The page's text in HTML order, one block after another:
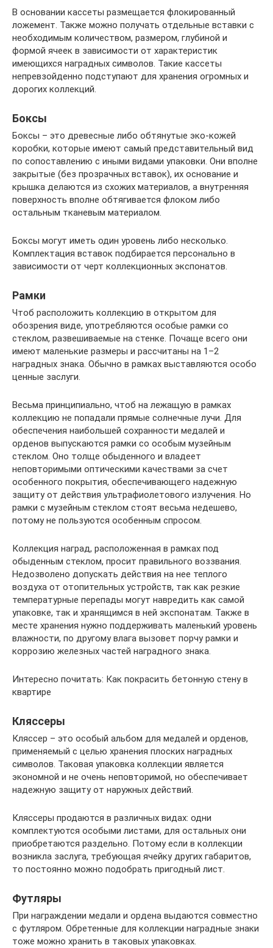
В основании кассеты размещается флокированный
ложемент. Также можно получать отдельные вставки с
необходимым количеством, размером, глубиной и
формой ячеек в зависимости от характеристик
имеющихся наградных символов. Такие кассеты
непревзойденно подступают для хранения огромных и
дорогих коллекций.
Боксы
Боксы – это древесные либо обтянутые эко-кожей
коробки, которые имеют самый представительный вид
по сопоставлению с иными видами упаковки. Они вполне
закрытые (без прозрачных вставок), их основание и
крышка делаются из схожих материалов, а внутренняя
поверхность вполне обтягивается флоком либо
остальным тканевым материалом.
Боксы могут иметь один уровень либо несколько.
Комплектация вставок подбирается персонально в
зависимости от черт коллекционных экспонатов.
Рамки
Чтоб расположить коллекцию в открытом для
обозрения виде, употребляются особые рамки со
стеклом, развешиваемые на стенке. Почаще всего они
имеют маленькие размеры и рассчитаны на 1–2
наградных знака. Обычно в рамках выставляются особо
ценные заслуги.
Весьма принципиально, чтоб на лежащую в рамках
коллекцию не попадали прямые солнечные лучи. Для
обеспечения наибольшей сохранности медалей и
орденов выпускаются рамки со особым музейным
стеклом. Оно толще обыденного и владеет
неповторимыми оптическими качествами за счет
особенного покрытия, обеспечивающего надежную
защиту от действия ультрафиолетового излучения. Но
рамки с музейным стеклом стоят весьма недешево,
потому не пользуются особенным спросом.
Коллекция наград, расположенная в рамках под
обыденным стеклом, просит правильного воззвания.
Недозволено допускать действия на нее теплого
воздуха от отопительных устройств, так как резкие
температурные перепады могут навредить как самой
упаковке, так и хранящимся в ней экспонатам. Также в
месте хранения нужно поддерживать маленький уровень
влажности, по другому влага вызовет порчу рамки и
коррозию железных частей наградного знака.
Интересно почитать: Как покрасить бетонную стену в
квартире
Кляссеры
Кляссер – это особый альбом для медалей и орденов,
применяемый с целью хранения плоских наградных
символов. Таковая упаковка коллекции является
экономной и не очень неповторимой, но обеспечивает
надежную защиту от наружных действий.
Кляссеры продаются в различных видах: одни
комплектуются особыми листами, для остальных они
приобретаются раздельно. Потому если в коллекции
возникла заслуга, требующая ячейку других габаритов,
то постоянно можно подобрать пригодный лист.
Футляры
При награждении медали и ордена выдаются совместно
с футляром. Обретенные для коллекции наградные знаки
тоже можно хранить в таковых упаковках.